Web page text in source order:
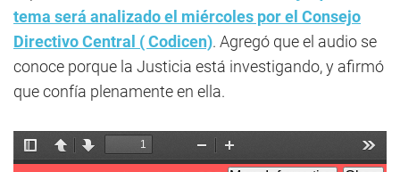
tema será analizado el miércoles por el Consejo
Directivo Central ( Codicen). Agregó que el audio se
conoce porque la Justicia está investigando, y afirmó
que confía plenamente en ella.